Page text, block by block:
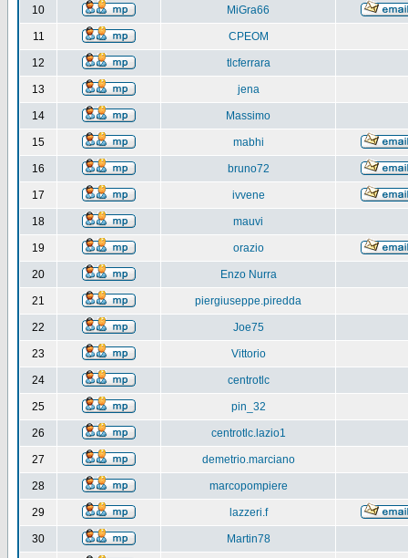
10 MiGra66
11 CPEOM
12 tlcferrara
13 jena
14 Massimo
15 mabhi
16 bruno72
17 ivvene
18 mauvi
19 orazio
20 Enzo Nurra
21 piergiuseppe.piredda
22 Joe75
23 Vittorio
24 centrotlc
25 pin_32
26 centrotlc.lazio1
27 demetrio.marciano
28 marcopompiere
29 lazzeri.f
30 Martin78